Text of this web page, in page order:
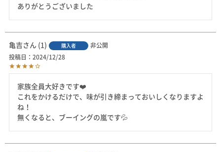
亀吉 1 購入者
非公開
投稿日
2024/12/28
家族全員大好きです❤️
これをかけるだけで、味が引き締まっておいしくなりますよ
ね！
無くなると、ブーイングの嵐です💦